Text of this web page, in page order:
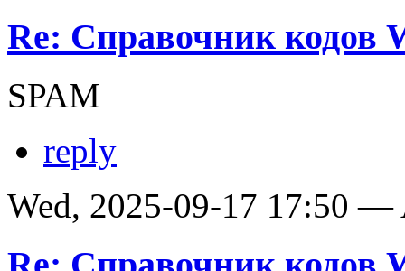
Re: Справочник кодов
SPAM
reply
Wed, 2025-09-17 17:50 —